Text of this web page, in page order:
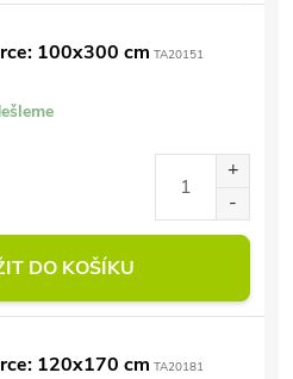
100x300 cm TA20151
DO KOŠÍKU
120x170 cm TA20181